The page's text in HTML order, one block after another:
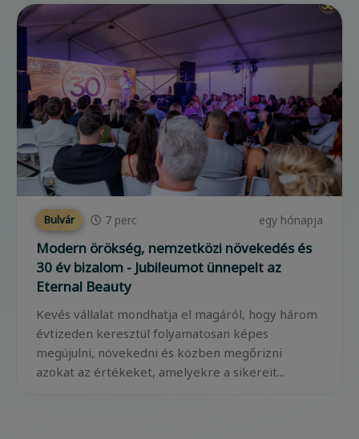
Bulvár 7 perc egy hónapja
Modern örökség, nemzetközi növekedés és
30 év bizalom - Jubileumot ünnepelt az
Eternal Beauty
Kevés vállalat mondhatja el magáról, hogy három
évtizeden keresztül folyamatosan képes
megújulni, növekedni és közben megőrizni
azokat az értékeket, amelyekre a sikereit...